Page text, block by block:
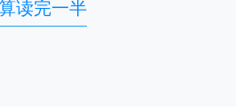
读完一半